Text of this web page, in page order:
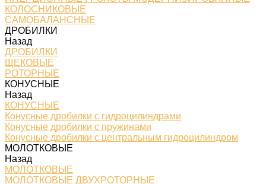
КОЛОСНИКОВЫЕ
САМОБАЛАНСНЫЕ
ДРОБИЛКИ
Назад
ДРОБИЛКИ
ЩЕКОВЫЕ
РОТОРНЫЕ
КОНУСНЫЕ
Назад
КОНУСНЫЕ
Конусные дробилки с гидроцилиндрами
Конусные дробилки с пружинами
Конусные дробилки с центральным гидроцилиндром
МОЛОТКОВЫЕ
Назад
МОЛОТКОВЫЕ
МОЛОТКОВЫЕ ДВУХРОТОРНЫЕ